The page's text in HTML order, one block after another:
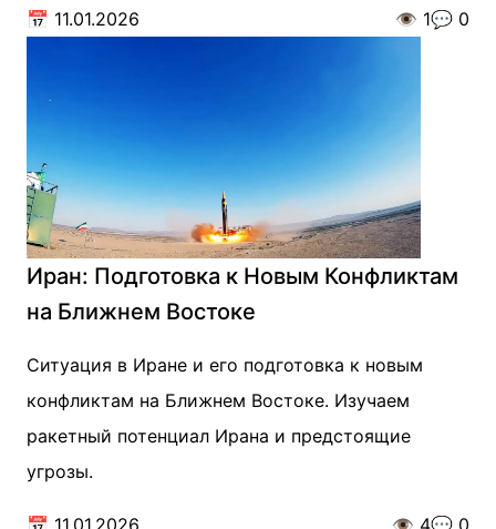
📅 11.01.2026 👁️ 1💬 0
Иран: Подготовка к Новым Конфликтам
на Ближнем Востоке
Ситуация в Иране и его подготовка к новым
конфликтам на Ближнем Востоке. Изучаем
ракетный потенциал Ирана и предстоящие
угрозы.
📅 11.01.2026 👁️ 4💬 0